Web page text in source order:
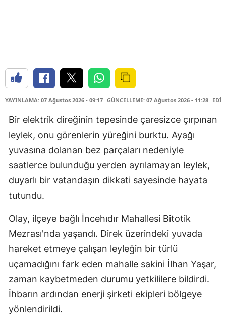
YAYINLAMA: 07 Ağustos 2026 - 09:17 GÜNCELLEME: 07 Ağustos 2026 - 11:28
Bir elektrik direğinin tepesinde çaresizce çırpınan
leylek, onu görenlerin yüreğini burktu. Ayağı
yuvasına dolanan bez parçaları nedeniyle
saatlerce bulunduğu yerden ayrılamayan leylek,
duyarlı bir vatandaşın dikkati sayesinde hayata
tutundu.
Olay, ilçeye bağlı İncehıdır Mahallesi Bitotik
Mezrası'nda yaşandı. Direk üzerindeki yuvada
hareket etmeye çalışan leyleğin bir türlü
uçamadığını fark eden mahalle sakini İlhan Yaşar,
zaman kaybetmeden durumu yetkililere bildirdi.
İhbarın ardından enerji şirketi ekipleri bölgeye
yönlendirildi.